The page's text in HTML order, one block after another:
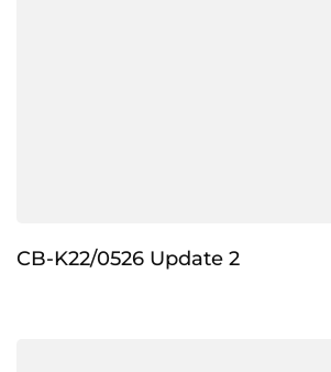
CB-K22/0526 Update 2